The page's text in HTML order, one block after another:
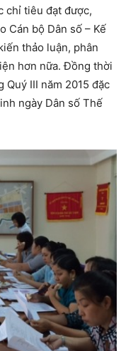
chỉ tiêu đạt được,
Cán bộ Dân số – Kế
thảo luận, phân
hơn nữa. Đồng thời
III năm 2015 đặc
ngày Dân số Thế